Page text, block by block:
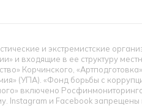
и экстремистские
и входящие в ее структуру
Корчинского,
(УПА). «Фонд борьбы с
включено
Instagram и Facebook